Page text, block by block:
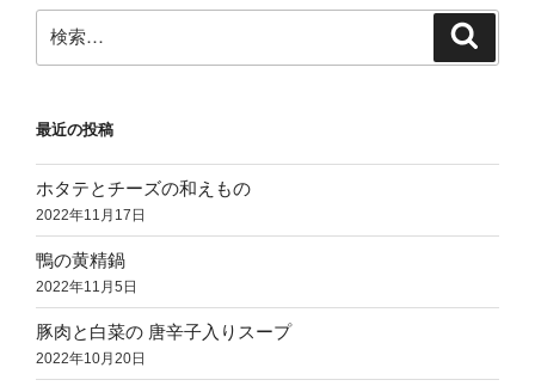
索:
最近の投稿
ホタテとチーズの和えもの
2022年11月17日
鴨の黄精鍋
2022年11月5日
豚肉と白菜の 唐辛子入りスープ
2022年10月20日